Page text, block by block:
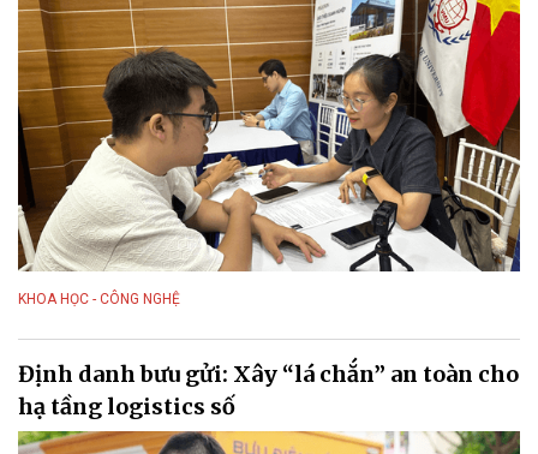
KHOA HỌC - CÔNG NGHỆ
Định danh bưu gửi: Xây “lá chắn” an toàn cho
hạ tầng logistics số